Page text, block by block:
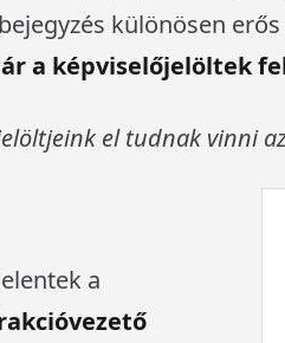
különösen
a képviselőjelöltek
el tudnak vinni
a